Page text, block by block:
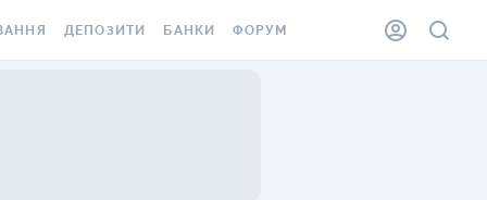
ДЕПОЗИТИ БАНКИ ФОРУМ